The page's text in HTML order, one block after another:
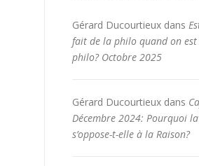
Gérard Ducourtieux dans
fait de la philo quand on est
philo? Octobre 2025
Gérard Ducourtieux dans
Décembre 2024: Pourquoi
s’oppose-t-elle à la Raison?